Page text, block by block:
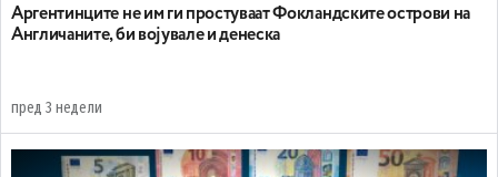
Аргентинците не им ги простуваат Фокландските острови на
Англичаните, би војувале и денеска
пред 3 недели